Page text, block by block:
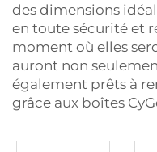
des dimensions
en toute sécurité et
moment où elles
auront non
également prêts à
grâce aux boîtes